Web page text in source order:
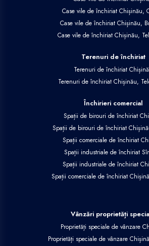
Case vile de închiriat Chișinău,
Case vile de închiriat Chișinău,
Case vile de închiriat Chișinău,
Terenuri de închiriat
Terenuri de închiriat
Terenuri de închiriat Chișinău,
Închirieri comercial
Spații de birouri de închiriat
Spații de birouri de închiriat
Spații comerciale de închiriat
Spații industriale de închiriat
Spații industriale de închiriat
Spații comerciale de închiriat
Vânzări proprietăți
Proprietăți speciale de vânzare
Proprietăți speciale de vânzare